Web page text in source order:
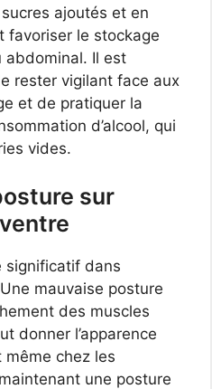
ajoutés et en
favoriser le stockage
abdominal. Il est
rester vigilant face aux
et de pratiquer la
d’alcool, qui
vides.
sur
significatif dans
mauvaise posture
des muscles
donner l’apparence
même chez les
une posture